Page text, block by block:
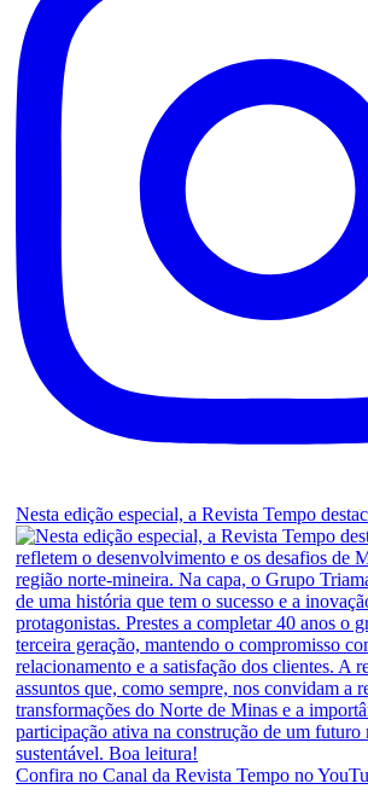
Nesta edição especial, a Revista Tempo
Confira no Canal da Revista Tempo no